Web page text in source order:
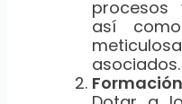
procesos
así
asociados.